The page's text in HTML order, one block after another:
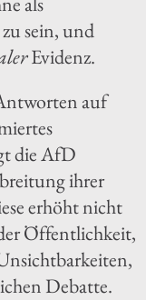
sein, und
Evidenz.
auf
die AfD
ihrer
erhöht nicht
Öffentlichkeit,
Debatte.